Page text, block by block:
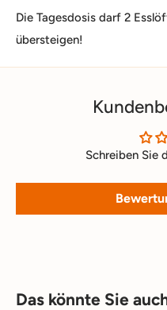
Die Tagesdosis darf 2
übersteigen!
Schreiben Sie
Das könnte Sie